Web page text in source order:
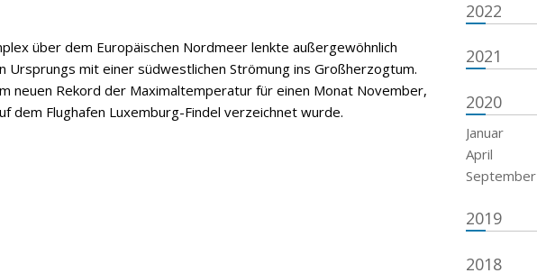
über dem Europäischen Nordmeer lenkte außergewöhnlich
Ursprungs mit einer südwestlichen Strömung ins Großherzogtum.
neuen Rekord der Maximaltemperatur für einen Monat November,
dem Flughafen Luxemburg-Findel verzeichnet wurde.
2022
2021
2020
Januar
April
September
2019
2018